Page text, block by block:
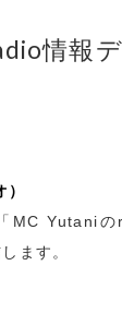
情報
MC Yutani
ます。